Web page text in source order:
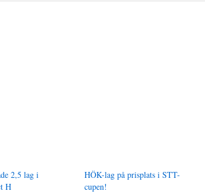
2,5 lag i
H
HÖK-lag på prisplats i STT-
cupen!